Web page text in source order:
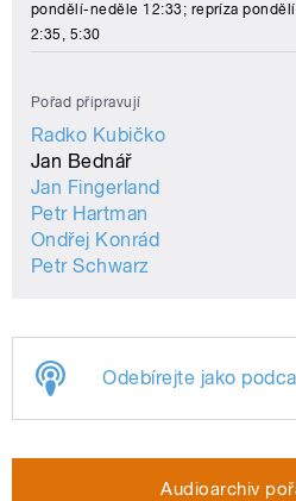
pondělí-neděle 12:33; repríza
2:35, 5:30
Pořad připravují
Radko Kubičko
Jan Bednář
Jan Fingerland
Petr Hartman
Ondřej Konrád
Petr Schwarz
Odebírejte jako
Audioarchiv